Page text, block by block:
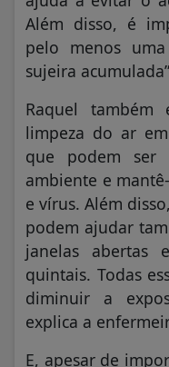
Além disso, é
pelo menos
sujeira
Raquel também
limpeza do ar
que podem ser
ambiente e
e vírus. Além
podem ajudar
janelas abertas
quintais. Todas
diminuir a
explica a
E, apesar de